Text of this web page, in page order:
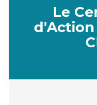
Le
d'Action